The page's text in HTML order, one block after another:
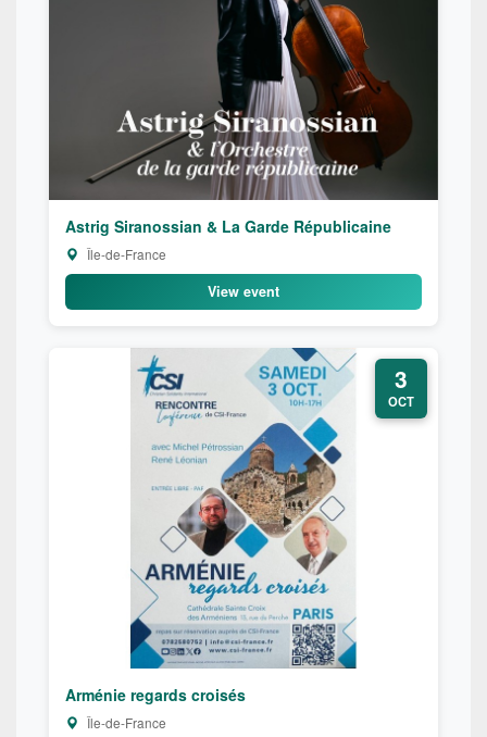
Astrig Siranossian & La Garde Républicaine
Île-de-France
View event
3
OCT
Arménie regards croisés
Île-de-France